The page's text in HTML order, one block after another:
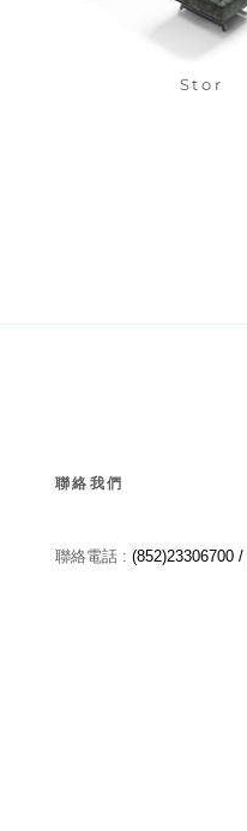
Stor
聯絡我們
聯絡電話 : (852)23306700 /